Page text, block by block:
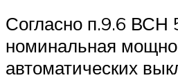
Согласно п.9.6 ВСН
номинальная
автоматических